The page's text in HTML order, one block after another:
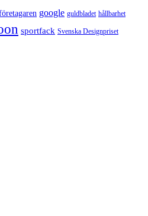
google guldbladet hållbarhet
sportfack Svenska Designpriset